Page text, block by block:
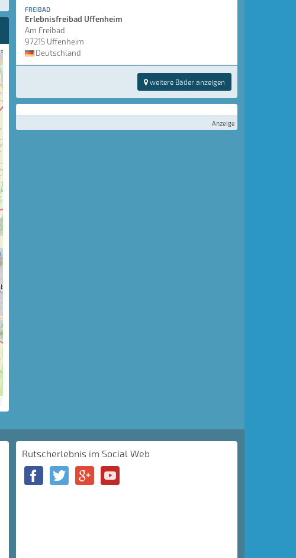
FREIBAD
Erlebnisfreibad Uffenheim
Am Freibad
97215 Uffenheim
Deutschland
weitere Bäder anzeigen
Anzeige
Rutscherlebnis im Social Web